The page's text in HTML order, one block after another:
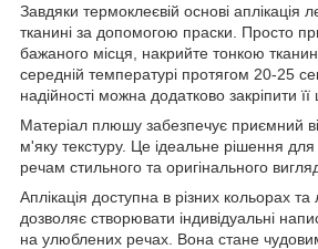
Завдяки термоклеєвій основі аплікація
тканині за допомогою праски. Просто
бажаного місця, накрийте тонкою
середній температурі протягом 20-25
надійності можна додатково закріпити її
Матеріал плюшу забезпечує приємний
м'яку текстуру. Це ідеальне рішення
речам стильного та оригінального
Аплікація доступна в різних кольорах
дозволяє створювати індивідуальні
на улюблених речах. Вона стане